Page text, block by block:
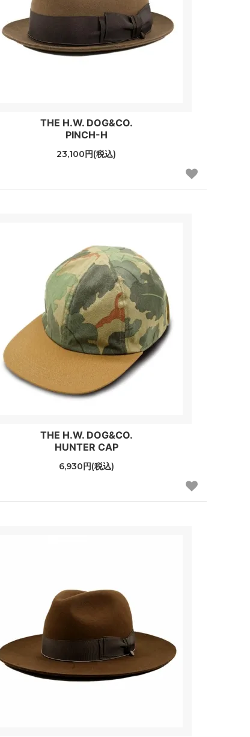
THE H.W. DOG&CO.
PINCH-H
23,100円(税込)
THE H.W. DOG&CO.
HUNTER CAP
6,930円(税込)